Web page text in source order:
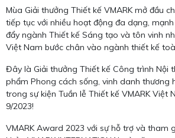
Mùa Giải thưởng Thiết kế VMARK mở đầu
tiếp tục với nhiều hoạt động đa dạng,
đẩy ngành Thiết kế Sáng tạo và tôn vinh
Việt Nam bước chân vào ngành thiết kế
Đây là Giải thưởng Thiết kế Công trình Nội
phẩm Phong cách sống, vinh danh thương
trong sự kiện Tuần lễ Thiết kế VMARK Việt
9/2023!
VMARK Award 2023 với sự hỗ trợ và tham